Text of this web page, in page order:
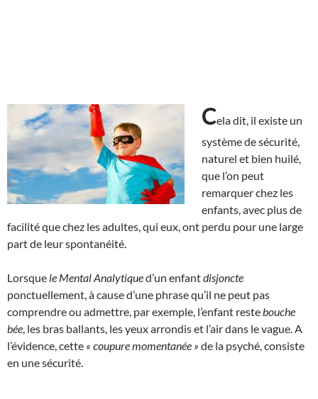
Cela dit, il existe un
système de sécurité,
naturel et bien huilé,
que l’on peut
remarquer chez les
enfants, avec plus de
facilité que chez les adultes, qui eux, ont perdu pour une large
part de leur spontanéité.
Lorsque le Mental Analytiqued’un enfantdisjoncte
ponctuellement, à cause d’une phrase qu’il ne peut pas
comprendre ou admettre, par exemple, l’enfant reste bouche
bée , les bras ballants, les yeux arrondis et l’air dans le vague. A
l’évidence, cette « coupure momentanée » de la psyché, consiste
en une sécurité.